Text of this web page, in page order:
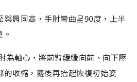
與肩同高，手肘彎曲呈90度，上半
為軸心，將前臂緩緩向前、向下壓
的收縮，隨後再抬起恢復初始姿